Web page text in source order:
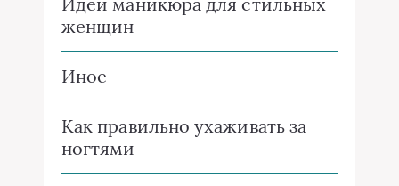
женщин
Иное
Как правильно ухаживать за
ногтями